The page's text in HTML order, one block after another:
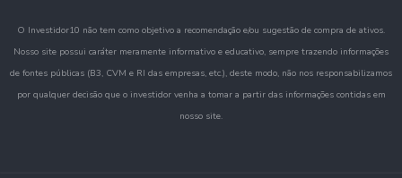
O Investidor10 não tem como objetivo a recomendação e/ou sugestão de compra de ativos.
Nosso site possui caráter meramente informativo e educativo, sempre trazendo informações
de fontes públicas (B3, CVM e RI das empresas, etc.), deste modo, não nos responsabilizamos
por qualquer decisão que o investidor venha a tomar a partir das informações contidas em
nosso site.